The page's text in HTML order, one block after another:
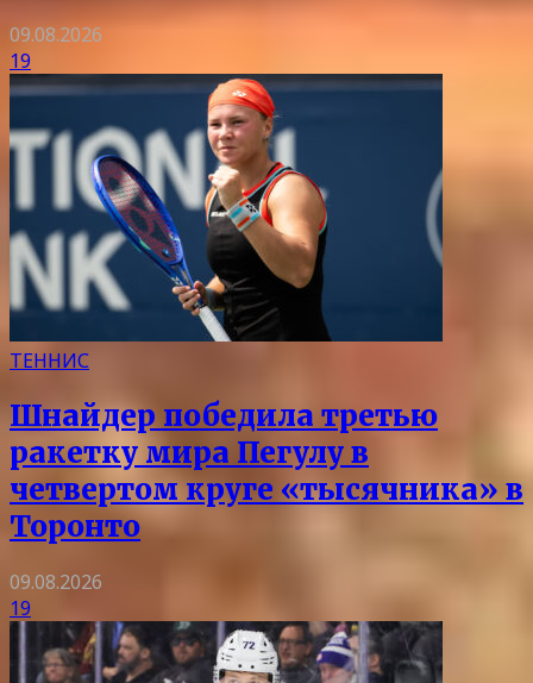
09.08.2026
19
ТЕННИС
Шнайдер победила третью
ракетку мира Пегулу в
четвертом круге «тысячника» в
Торонто
09.08.2026
19